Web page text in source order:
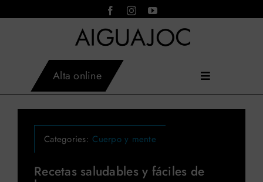
Alta online
Toggle
Navigation
Inicio
Actividades
Servicios
Tarifas
Categories:Cuerpo y mente
Recetas saludables y fáciles de
AIGUAJOC